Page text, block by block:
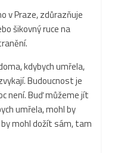
v Praze, zdůrazňuje
šikovný ruce na
kdybych umřela,
Budoucnost je
není. Buď můžeme jít
umřela, mohl by
mohl dožít sám, tam